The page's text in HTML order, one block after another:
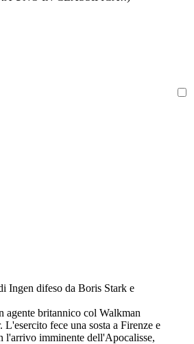
Ingen difeso da Boris Stark e
britannico col Walkman
fece una sosta a Firenze e
l'arrivo imminente dell'Apocalisse,